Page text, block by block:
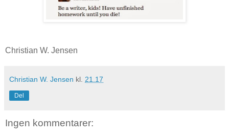
Christian W. Jensen
Christian W. Jensen kl. 21.17
Del
Ingen kommentarer: